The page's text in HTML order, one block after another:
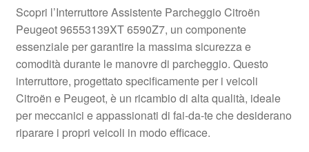
Il mio account
Pagamenti
Politica sulla riservatezza
Procedura di Reclamo
Scopri l’Interruttore Assistente Parcheggio Citroën
Peugeot 96553139XT 6590Z7, un componente
essenziale per garantire la massima sicurezza e
comodità durante le manovre di parcheggio. Questo
interruttore, progettato specificamente per i veicoli
Citroën e Peugeot, è un ricambio di alta qualità, ideale
per meccanici e appassionati di fai-da-te che desiderano
riparare i propri veicoli in modo efficace.